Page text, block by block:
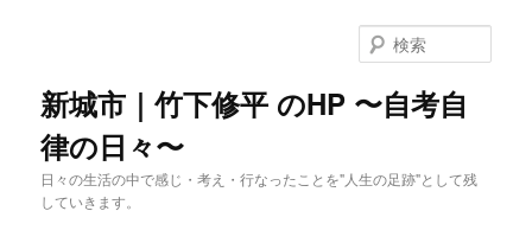
新城市｜竹下修平 のHP 〜自考自
律の日々〜
日々の生活の中で感じ・考え・行なったことを"人生の足跡"として残
していきます。
索